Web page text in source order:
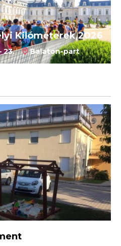
Kilóméterek 2026
23. Balaton-part